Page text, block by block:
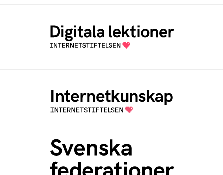
Öppen digital lärresurs med färdiga lektioner
för alla stadier i grundskolan
Samlad kunskap som hjälper dig att bli en
säker och medveten internetanvändare
Svenska federationer
Grunden för medlemskap i en sektors- eller
kontextspecifik federation